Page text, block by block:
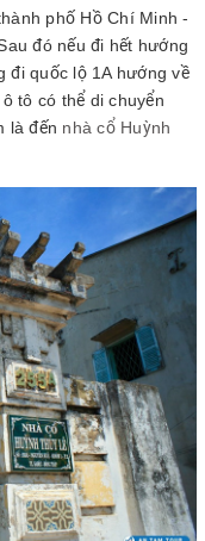
phố Hồ Chí Minh -
đó nếu đi hết hướng
đi quốc lộ 1A hướng về
tô có thể di chuyển
là đến nhà cổ Huỳnh